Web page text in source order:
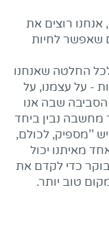
אנחנו רוצים את
שאפשר לחיות
החלטה שאנחנו
- על עצמנו, על
שבה אנו
מחשבה נבין ביחד
''מספיק, לכולם,
מאיתנו יכול
כדי לקדם את
טוב יותר.